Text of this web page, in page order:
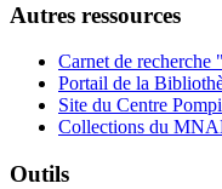
Autres ressources
Carnet de recherche
Portail de la
Site du Centre
Collections du
Outils